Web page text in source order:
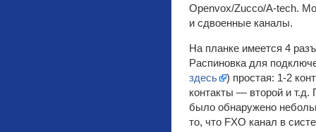
Openvox/Zucco/A-tech.
и сдвоенные каналы.
На планке имеется 4
Распиновка для
здесь
) простая: 1-2
контакты — второй и
было обнаружено
то, что FXO канал в